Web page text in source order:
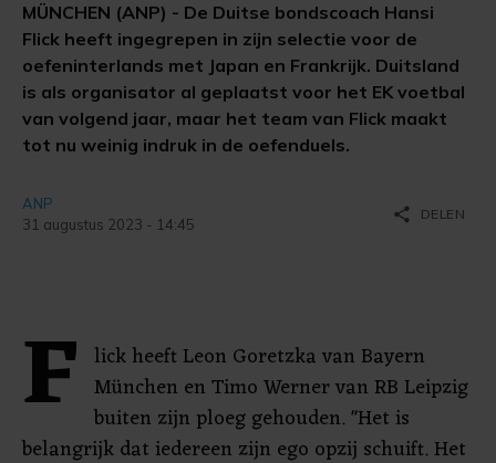
MÜNCHEN (ANP) - De Duitse bondscoach Hansi
Flick heeft ingegrepen in zijn selectie voor de
oefeninterlands met Japan en Frankrijk. Duitsland
is als organisator al geplaatst voor het EK voetbal
van volgend jaar, maar het team van Flick maakt
tot nu weinig indruk in de oefenduels.
ANP
31 augustus 2023 - 14:45
share DELEN
F lick heeft Leon Goretzka van Bayern
München en Timo Werner van RB Leipzig
buiten zijn ploeg gehouden. "Het is
belangrijk dat iedereen zijn ego opzij schuift. Het